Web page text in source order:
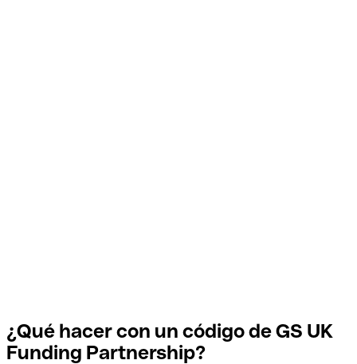
¿Qué hacer con un código de GS UK
Funding Partnership?